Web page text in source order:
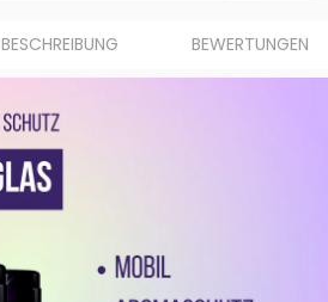
BESCHREIBUNG BEWERTUNGEN